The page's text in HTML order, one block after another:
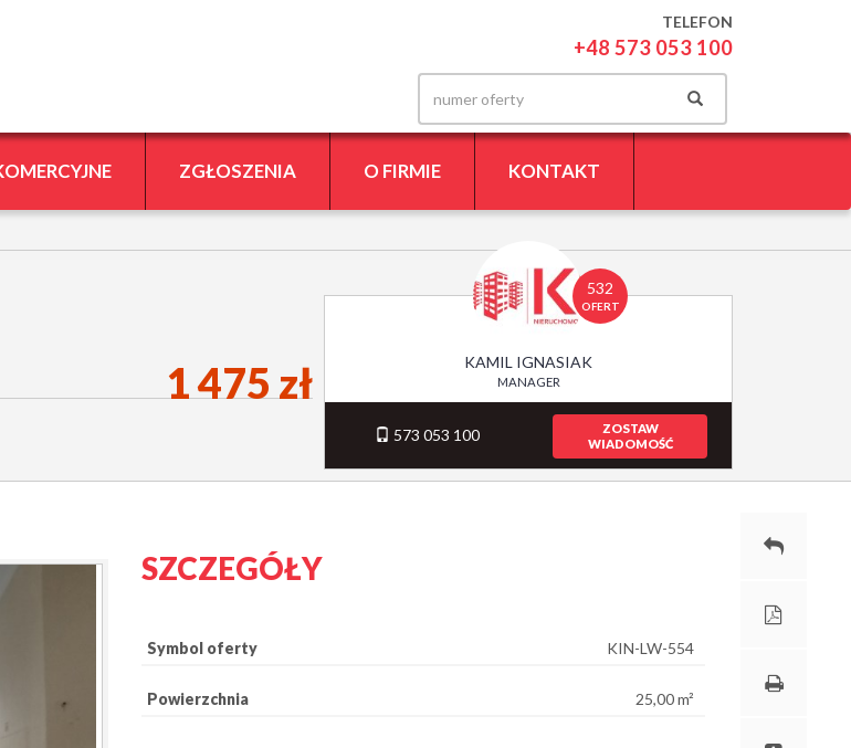
TELEFON
+48 573 053 100
ZGŁOSZENIA O FIRMIE KONTAKT
1 475 zł
532
OFERT
KAMIL IGNASIAK
MANAGER
573 053 100
ZOSTAW
WIADOMOŚĆ
SZCZEGÓŁY
Symbol oferty KIN-LW-554
Powierzchnia 25,00 m²